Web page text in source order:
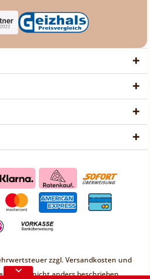
sind keine
möglich.
zzgl.Versandkosten und
wenn nicht anders beschrieben